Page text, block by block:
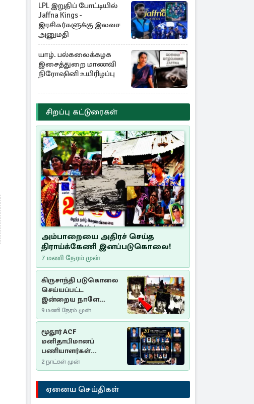
LPL இறுதிப் போட்டியில்
Jaffna Kings -
இரசிகர்களுக்கு இலவச
அனுமதி
யாழ். பல்கலைக்கழக
இசைத்துறை மாணவி
நிரோஷினி உயிரிழப்பு
சிறப்பு கட்டுரைகள்
அம்பாறையை அதிரச் செய்த
திராய்க்கேணி இனப்படுகொலை!
7 மணி நேரம் முன்
கிருசாந்தி படுகொலை
செய்யப்பட்ட
இன்றைய நாளே
செம்மணி
இனப்படுகொலை
தினம்…!
9 மணி நேரம் முன்
மூதூர் ACF
மனிதாபிமானப்
பணியாளர்கள்
படுகொலை (2006): 20
ஆண்டுகளாகியும் நீதி
மறுக்கப்பட்ட
மனிதாபிமானப்
பேரவலம்
2 நாட்கள் முன்
ஏனைய செய்திகள்